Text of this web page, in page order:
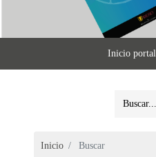
Inicio portal
Inicio Buscar